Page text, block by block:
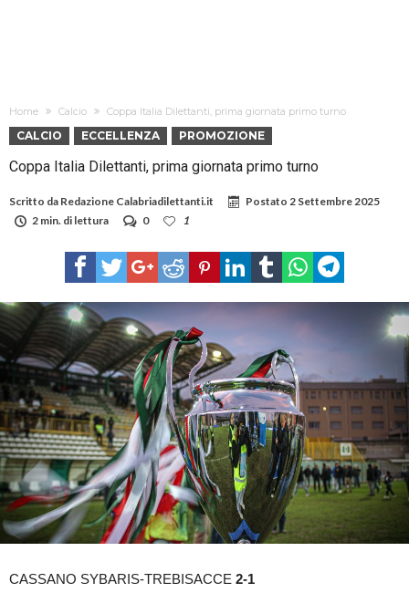
Home Calcio Coppa Italia Dilettanti, prima giornata primo turno
CALCIO ECCELLENZA PROMOZIONE
Coppa Italia Dilettanti, prima giornata primo turno
Scritto da Redazione Calabriadilettanti.it Postato 2 Settembre 2025
2 min. di lettura
0 1
CASSANO SYBARIS-TREBISACCE 2-1